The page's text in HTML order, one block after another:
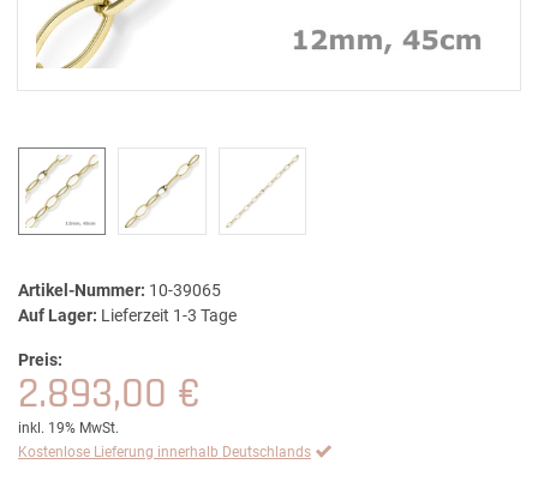
Artikel-Nummer: 10-39065
Auf Lager: Lieferzeit 1-3 Tage
Preis:
2.893,00 €
inkl. 19% MwSt.
Kostenlose Lieferung innerhalb Deutschlands